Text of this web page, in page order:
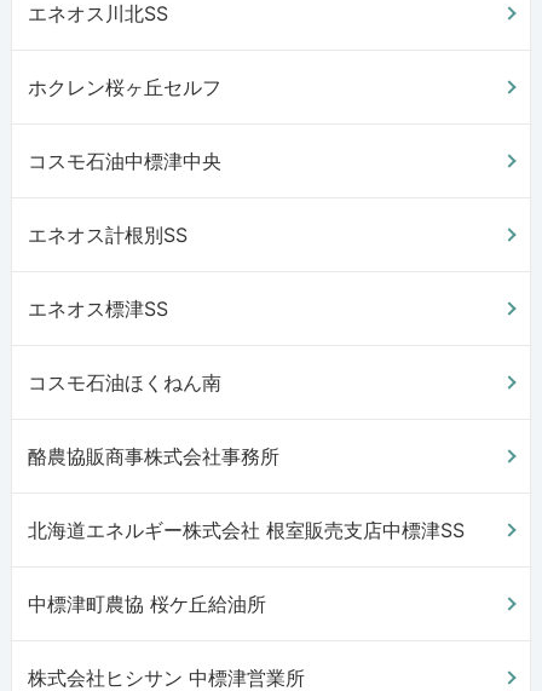
エネオス川北SS
ホクレン桜ヶ丘セルフ
コスモ石油中標津中央
エネオス計根別SS
エネオス標津SS
コスモ石油ほくねん南
酪農協販商事株式会社事務所
北海道エネルギー株式会社 根室販売支店中標津SS
中標津町農協 桜ケ丘給油所
株式会社ヒシサン 中標津営業所